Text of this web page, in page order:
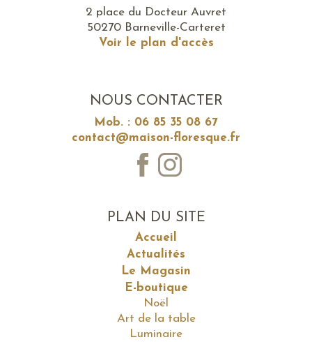
2 place du Docteur Auvret
50270 Barneville-Carteret
Voir le plan d'accès
NOUS CONTACTER
Mob. : 06 85 35 08 67
contact@maison-floresque.fr
PLAN DU SITE
Accueil
Actualités
Le Magasin
E-boutique
Noël
Art de la table
Luminaire